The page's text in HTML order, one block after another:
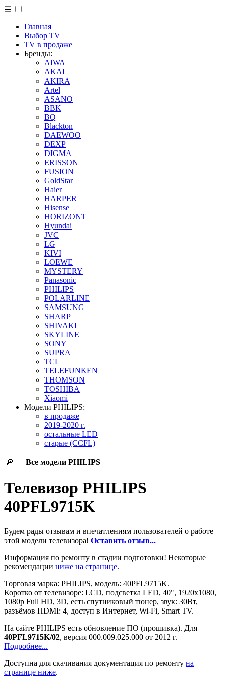
☰
Главная
Выбор TV
TV в продаже
Бренды:
AIWA
AKAI
AKIRA
Artel
ASANO
BBK
BQ
Blackton
DAEWOO
DEXP
DIGMA
ERISSON
FUSION
GoldStar
Haier
HARPER
Hisense
HORIZONT
Hyundai
JVC
LG
KIVI
LOEWE
MYSTERY
Panasonic
PHILIPS
POLARLINE
SAMSUNG
SHARP
SHIVAKI
SKYLINE
SONY
SUPRA
TCL
TELEFUNKEN
THOMSON
TOSHIBA
Xiaomi
Модели PHILIPS:
в продаже
2019-2020 г.
остальные LED
старые (CCFL)
🔎 Все модели PHILIPS
Телевизор PHILIPS
40PFL9715K
Будем рады отзывам и впечатлениям пользователей о работе
этой модели телевизора! Оставить отзыв...
Информация по ремонту в стадии подготовки! Некоторые
рекомендации ниже на странице.
Торговая марка: PHILIPS, модель: 40PFL9715K.
Коротко от телевизоре: LCD, подсветка LED, 40", 1920x1080,
1080p Full HD, 3D, есть спутниковый тюнер, звук: 30Вт,
разъёмов HDMI: 4, доступ в Интернет, Wi-Fi, Smart TV.
На сайте PHILIPS есть обновление ПО (прошивка). Для
40PFL9715K/02, версия 000.009.025.000 от 2012 г.
Подробнее...
Доступна для скачивания документация по ремонту на
странице ниже.